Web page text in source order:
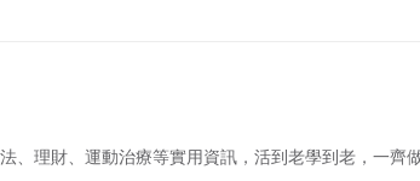
、理財、運動治療等實用資訊，活到老學到老，一齊